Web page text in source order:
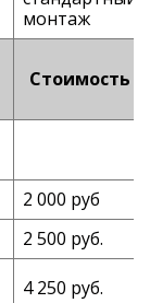
монтаж
Стоимость
2 000 руб
2 500 руб.
4 250 руб.